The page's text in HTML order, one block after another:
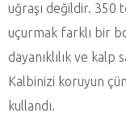
uğraşı değildir. 350
uçurmak farklı bir
dayanıklılık ve kalp
Kalbinizi koruyun
kullandı.